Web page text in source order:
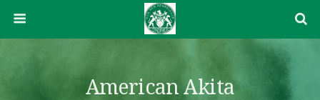
American Akita